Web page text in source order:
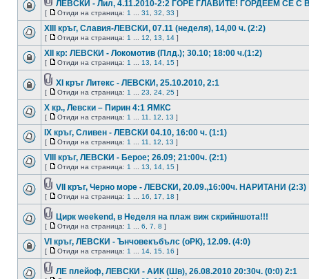
ЛЕВСКИ - Лил, 4.11.2010-2:2 ГОРЕ ГЛАВИТЕ! ГОРДЕЕМ СЕ С
[ Отиди на страница: 1 31 32 33 ]
XIII кръг, Славия-ЛЕВСКИ, 07.11 (неделя), 14,00 ч. (2:2)
[ Отиди на страница: 1 12 13 14 ]
XII кр: ЛЕВСКИ - Локомотив (Плд.); 30.10; 18:00 ч.(1:2)
[ Отиди на страница: 1 13 14 15 ]
XI кръг Литекс - ЛЕВСКИ, 25.10.2010, 2:1
[ Отиди на страница: 1 23 24 25 ]
X кр., Левски – Пирин 4:1 ЯМКС
[ Отиди на страница: 1 11 12 13 ]
IX кръг, Сливен - ЛЕВСКИ 04.10, 16:00 ч. (1:1)
[ Отиди на страница: 1 11 12 13 ]
VIII кръг, ЛЕВСКИ - Берое; 26.09; 21:00ч. (2:1)
[ Отиди на страница: 1 13 14 15 ]
VII кръг, Черно море - ЛЕВСКИ, 20.09.,16:00ч. НАРИТАНИ (2:3)
[ Отиди на страница: 1 16 17 18 ]
Цирк weekend, в Неделя на плаж виж скрийншота!!!
[ Отиди на страница: 1 6 7 8 ]
VI кръг, ЛЕВСКИ - Ънчовекъбълс (оРК), 12.09. (4:0)
[ Отиди на страница: 1 14 15 16 ]
ЛЕ плейоф, ЛЕВСКИ - АИК (Шв), 26.08.2010 20:30ч. (0:0) 2:1